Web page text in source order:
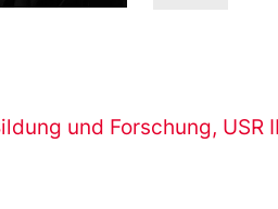
und Forschung, USR